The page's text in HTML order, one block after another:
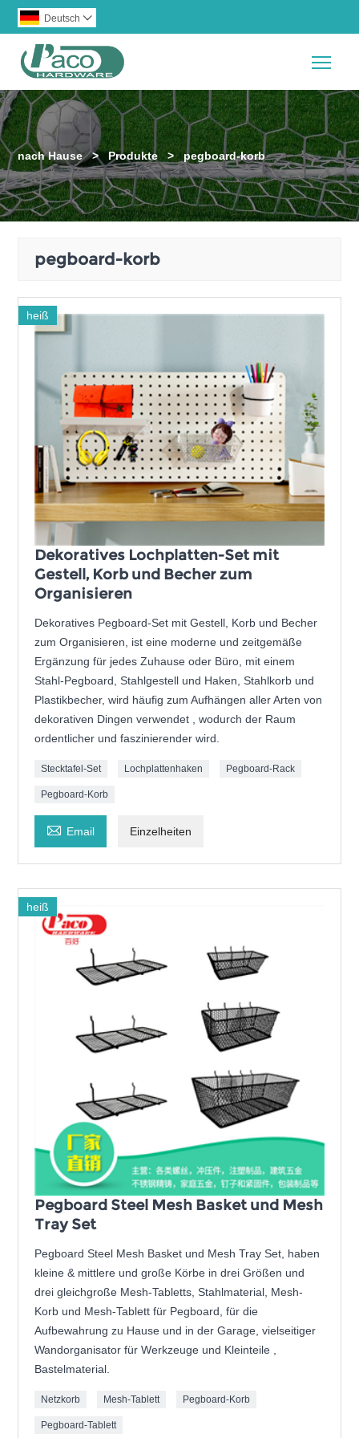
Deutsch 
nach Hause > Produkte > pegboard-korb
pegboard-korb
heiß
Dekoratives Lochplatten-Set mit
Gestell, Korb und Becher zum
Organisieren
Dekoratives Pegboard-Set mit Gestell, Korb und Becher
zum Organisieren, ist eine moderne und zeitgemäße
Ergänzung für jedes Zuhause oder Büro, mit einem
Stahl-Pegboard, Stahlgestell und Haken, Stahlkorb und
Plastikbecher, wird häufig zum Aufhängen aller Arten von
dekorativen Dingen verwendet , wodurch der Raum
ordentlicher und faszinierender wird.
Stecktafel-Set Lochplattenhaken Pegboard-Rack
Pegboard-Korb
 Email Einzelheiten
heiß
Pegboard Steel Mesh Basket und Mesh
Tray Set
Pegboard Steel Mesh Basket und Mesh Tray Set, haben
kleine & mittlere und große Körbe in drei Größen und
drei gleichgroße Mesh-Tabletts, Stahlmaterial, Mesh-
Korb und Mesh-Tablett für Pegboard, für die
Aufbewahrung zu Hause und in der Garage, vielseitiger
Wandorganisator für Werkzeuge und Kleinteile ,
Bastelmaterial.
Netzkorb Mesh-Tablett Pegboard-Korb
Pegboard-Tablett